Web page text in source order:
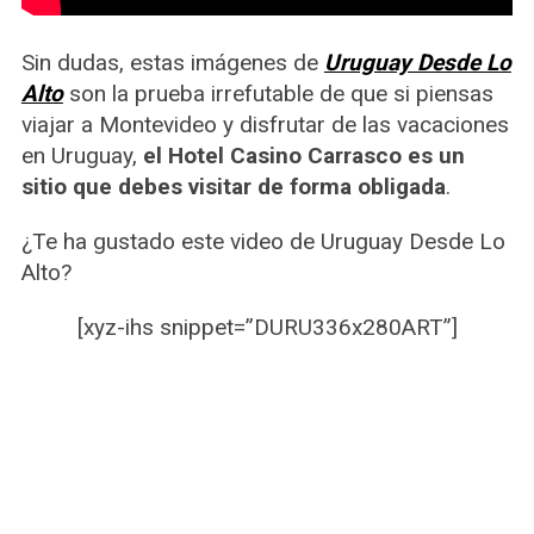
Sin dudas, estas imágenes de Uruguay Desde Lo
Altoson la prueba irrefutable de que si piensas
viajar a Montevideo y disfrutar de las vacaciones
en Uruguay, el Hotel Casino Carrasco es un
sitio que debes visitar de forma obligada.
¿Te ha gustado este video de Uruguay Desde Lo
Alto?
[xyz-ihs snippet=”DURU336x280ART”]